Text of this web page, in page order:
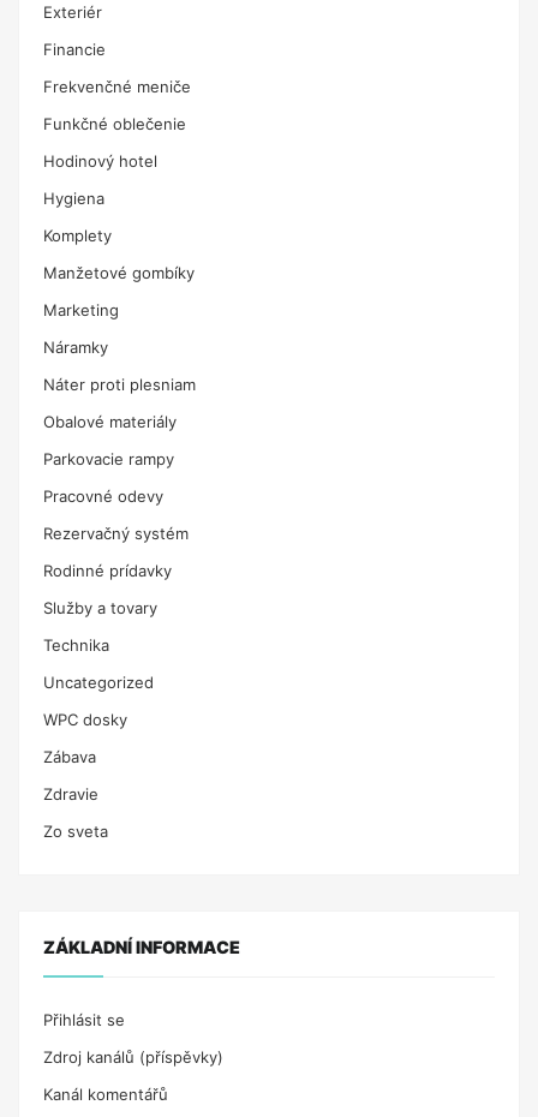
Exteriér
Financie
Frekvenčné meniče
Funkčné oblečenie
Hodinový hotel
Hygiena
Komplety
Manžetové gombíky
Marketing
Náramky
Náter proti plesniam
Obalové materiály
Parkovacie rampy
Pracovné odevy
Rezervačný systém
Rodinné prídavky
Služby a tovary
Technika
Uncategorized
WPC dosky
Zábava
Zdravie
Zo sveta
ZÁKLADNÍ INFORMACE
Přihlásit se
Zdroj kanálů (příspěvky)
Kanál komentářů